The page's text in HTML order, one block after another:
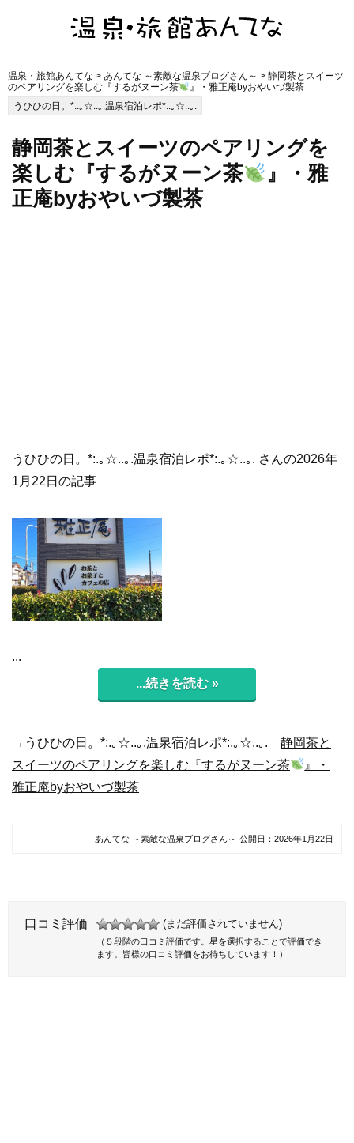
温泉・旅館あんてな > あんてな ～素敵な温泉ブログさん～ > 静岡茶とスイーツ
のペアリングを楽しむ『するがヌーン茶
』・雅正庵byおやいづ製茶
うひひの日。*:.｡☆..｡.温泉宿泊レポ*:.｡☆..｡.
静岡茶とスイーツのペアリングを
楽しむ『するがヌーン茶
』・雅
正庵byおやいづ製茶
うひひの日。*:.｡☆..｡.温泉宿泊レポ*:.｡☆..｡. さんの2026年
1月22日の記事
...
...続きを読む »
→うひひの日。*:.｡☆..｡.温泉宿泊レポ*:.｡☆..｡. 静岡茶と
スイーツのペアリングを楽しむ『するがヌーン茶
』・
雅正庵byおやいづ製茶
あんてな ～素敵な温泉ブログさん～ 公開日： 2026年1月22日
口コミ評価 (まだ評価されていません)
（５段階の口コミ評価です。星を選択することで評価でき
ます。皆様の口コミ評価をお待ちしています！）